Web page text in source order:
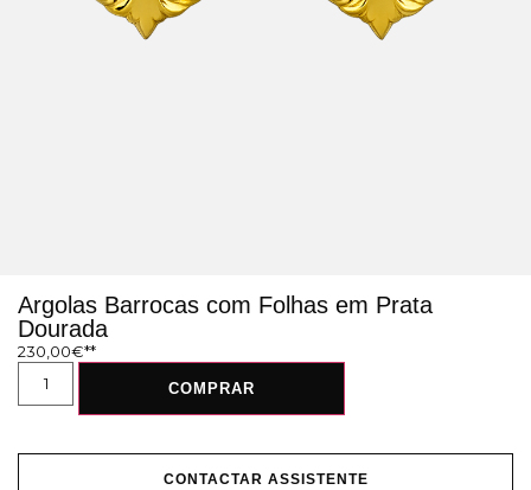
Argolas Barrocas com Folhas em Prata
Dourada
230,00€
COMPRAR
CONTACTAR ASSISTENTE